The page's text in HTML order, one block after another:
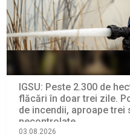
IGSU: Peste 2.300 de
flăcări în doar trei zile.
de incendii, aproape
necontrolate
03.08.2026